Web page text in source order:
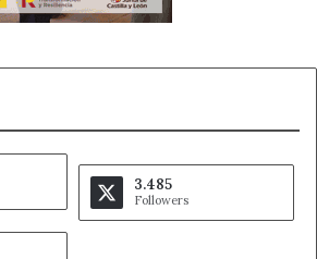
3.485
Followers